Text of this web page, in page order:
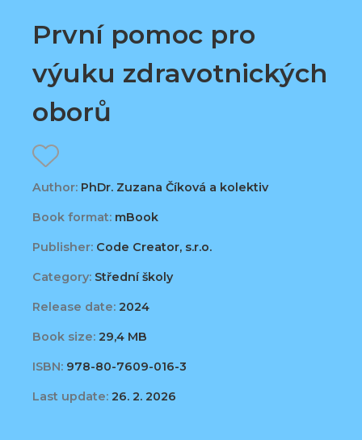
První pomoc pro
výuku zdravotnických
oborů
Author: PhDr. Zuzana Číková a kolektiv
Book format: mBook
Publisher: Code Creator, s.r.o.
Category: Střední školy
Release date: 2024
Book size: 29,4 MB
ISBN: 978-80-7609-016-3
Last update: 26. 2. 2026